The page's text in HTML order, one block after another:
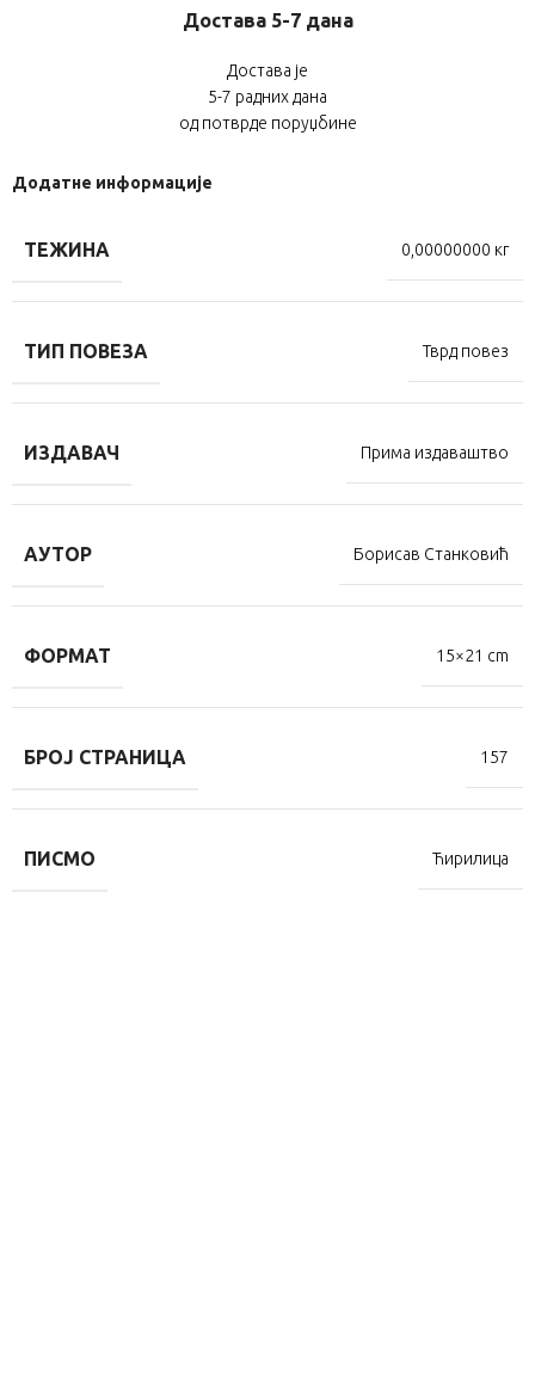
Достава 5-7 дана
Достава је
5-7 радних дана
од потврде поруџбине
Додатне информације
ТЕЖИНА 0,00000000 кг
ТИП ПОВЕЗА Тврд повез
ИЗДАВАЧ Прима издаваштво
АУТОР Борисав Станковић
ФОРМАТ 15×21 cm
БРОЈ СТРАНИЦА 157
ПИСМО Ћирилица